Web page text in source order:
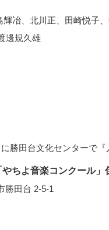
輝冶、北川正、田崎悦子
邊規久雄
勝田台文化センターで
ちよ音楽コンクール」
勝田台 2-5-1